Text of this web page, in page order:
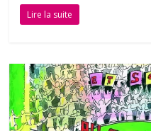
Lire la suite